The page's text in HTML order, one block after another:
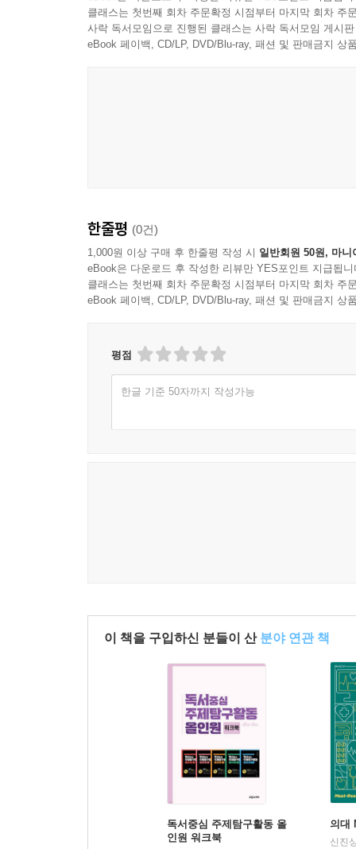
그저 추천도서를 읽는 것으로 끝나는 독서가
지원합니다.
클래스는 첫번째 회차 주문확정 시점부터 마지막 회차 주
사락 독서모임으로 진행된 클래스는 사락 독서모임 게시
eBook 페이백, CD/LP, DVD/Blu-ray, 패션 및 판매금지 상
한줄평 (0건)
1,000원 이상 구매 후 한줄평 작성 시 일반회원 50원, 마니
eBook은 다운로드 후 작성한 리뷰만 YES포인트 지급됩니
클래스는 첫번째 회차 주문확정 시점부터 마지막 회차 주
eBook 페이백, CD/LP, DVD/Blu-ray, 패션 및 판매금지 상
평점
한글 기준 50자까지 작성가능
이 책을 구입하신 분들이 산 분야 연관 책
독서중심 주제탐구활동 올
인원 워크북
의대
신진